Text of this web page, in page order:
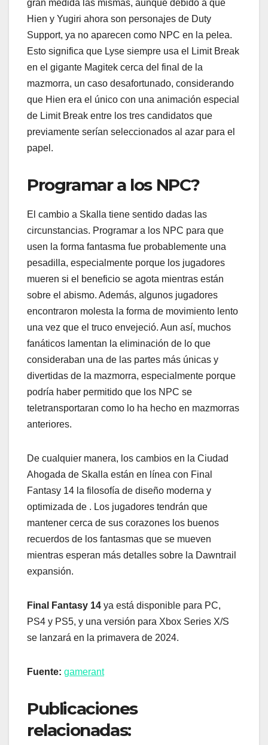
gran medida las mismas, aunque debido a que
Hien y Yugiri ahora son personajes de Duty
Support, ya no aparecen como NPC en la pelea.
Esto significa que Lyse siempre usa el Limit Break
en el gigante Magitek cerca del final de la
mazmorra, un caso desafortunado, considerando
que Hien era el único con una animación especial
de Limit Break entre los tres candidatos que
previamente serían seleccionados al azar para el
papel.
Programar a los NPC?
El cambio a Skalla tiene sentido dadas las
circunstancias. Programar a los NPC para que
usen la forma fantasma fue probablemente una
pesadilla, especialmente porque los jugadores
mueren si el beneficio se agota mientras están
sobre el abismo. Además, algunos jugadores
encontraron molesta la forma de movimiento lento
una vez que el truco envejeció. Aun así, muchos
fanáticos lamentan la eliminación de lo que
consideraban una de las partes más únicas y
divertidas de la mazmorra, especialmente porque
podría haber permitido que los NPC se
teletransportaran como lo ha hecho en mazmorras
anteriores.
De cualquier manera, los cambios en la Ciudad
Ahogada de Skalla están en línea con Final
Fantasy 14 la filosofía de diseño moderna y
optimizada de . Los jugadores tendrán que
mantener cerca de sus corazones los buenos
recuerdos de los fantasmas que se mueven
mientras esperan más detalles sobre la Dawntrail
expansión.
Final Fantasy 14 ya está disponible para PC,
PS4 y PS5, y una versión para Xbox Series X/S
se lanzará en la primavera de 2024.
Fuente: gamerant
Publicaciones
relacionadas: